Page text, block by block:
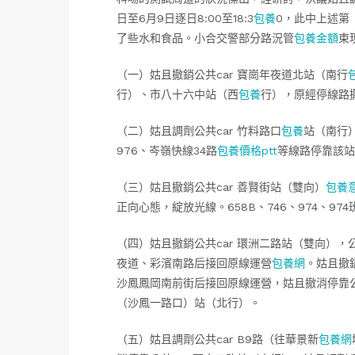
日至6月9日逐日8:00至18:3包養0，此中上述第
了些水和食品。小合交警部分路況管包養金額束
（一）姑且撤銷公共car 寶崗年夜道北站（南行
行）、市八十六中站（西包養行），原經停線路
（二）姑且調劑公共car 竹料路口包養站（南行
976、岑嶺快線34路包養價格ptt等線路停靠該
（三）姑且撤銷公共car 善賢街站（雙向） 包養
正向心態，綻放光線。658B、746、974、974
（四）姑且撤銷公共car 環洲二路站（雙向）
夜道、彩濱南路后接回原線運營包養網 。姑且
沙鳳鳳岡南前街后接回原線運營，姑且撤消停
（沙鳳一路口）站（北行）。
（五）姑且調劑公共car B9路（往華景新包養網